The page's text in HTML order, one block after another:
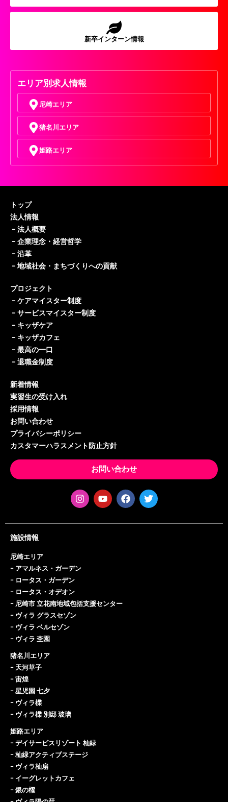
新卒インターン情報
エリア別求人情報
尼崎エリア
猪名川エリア
姫路エリア
トップ
法人情報
– 法人概要
– 企業理念・経営哲学
– 沿革
– 地域社会・まちづくりへの貢献
プロジェクト
– ケアマイスター制度
– サービスマイスター制度
– キッザケア
– キッザカフェ
– 最高の一口
– 退職金制度
新着情報
実習生の受け入れ
採用情報
お問い合わせ
プライバシーポリシー
カスタマーハラスメント防止方針
お問い合わせ
施設情報
尼崎エリア
ｰ アマルネス・ガーデン
ｰ ロータス・ガーデン
ｰ ロータス・オデオン
ｰ 尼崎市 立花南地域包括支援センター
ｰ ヴィラ グラスセゾン
ｰ ヴィラ ベルセゾン
ｰ ヴィラ 杢園
猪名川エリア
ｰ 天河草子
ｰ 宙煌
ｰ 星児園 七夕
ｰ ヴィラ櫟
ｰ ヴィラ櫟 別邸 玻璃
姫路エリア
ｰ デイサービスリゾート 杣緑
ｰ 杣緑アクティブステージ
ｰ ヴィラ杣扇
ｰ イーグレットカフェ
ｰ 銀の櫂